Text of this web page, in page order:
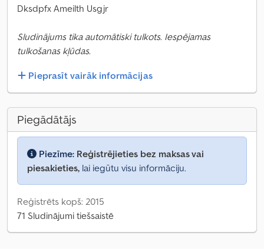
Dksdpfx Ameilth Usgjr
Sludinājums tika automātiski tulkots. Iespējamas
tulkošanas kļūdas.
Pieprasīt vairāk informācijas
Piegādātājs
Piezīme: Reģistrējieties bez maksas vai
piesakieties, lai iegūtu visu informāciju.
Reģistrēts kopš: 2015
71 Sludinājumi tiešsaistē